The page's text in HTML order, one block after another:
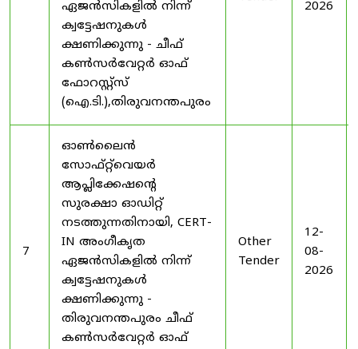
ഏജൻസികളിൽ നിന്ന്
ക്വട്ടേഷനുകൾ
ക്ഷണിക്കുന്നു - ചീഫ്
കൺസർവേറ്റർ ഓഫ്
ഫോറസ്റ്റ്സ്
(ഐ.ടി.),തിരുവനന്തപുരം
2026
7
ഓൺലൈൻ
സോഫ്റ്റ്‌വെയർ
ആപ്ലിക്കേഷന്റെ
സുരക്ഷാ ഓഡിറ്റ്
നടത്തുന്നതിനായി, CERT-
IN അംഗീകൃത
ഏജൻസികളിൽ നിന്ന്
ക്വട്ടേഷനുകൾ
ക്ഷണിക്കുന്നു -
തിരുവനന്തപുരം ചീഫ്
കൺസർവേറ്റർ ഓഫ്
Other
Tender
12-
08-
2026